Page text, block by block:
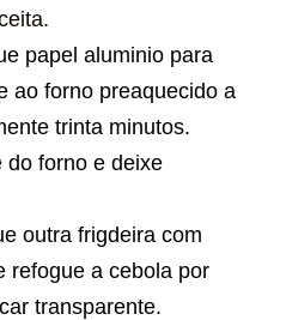
.
papel aluminio para
ao forno preaquecido a
trinta minutos.
do forno e deixe
outra frigdeira com
refogue a cebola por
transparente.